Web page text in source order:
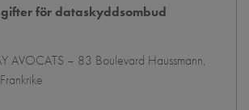
för dataskyddsombud
AVOCATS – 83 Boulevard Haussmann,